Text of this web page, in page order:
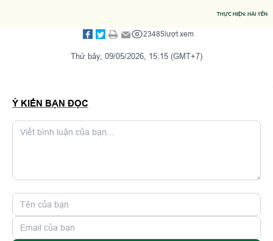
23485lượt xem
Thứ bảy, 09/05/2026, 15:15 (GMT+7)
Ý KIẾN BẠN ĐỌC